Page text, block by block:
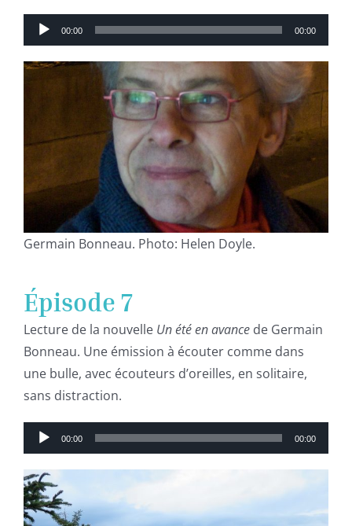
Lecteur
audio
00:00 00:00
Germain Bonneau. Photo: Helen Doyle.
Épisode 7
Lecture de la nouvelle Un été en avance de Germain
Bonneau. Une émission à écouter comme dans
une bulle, avec écouteurs d’oreilles, en solitaire,
sans distraction.
Lecteur
audio
00:00 00:00